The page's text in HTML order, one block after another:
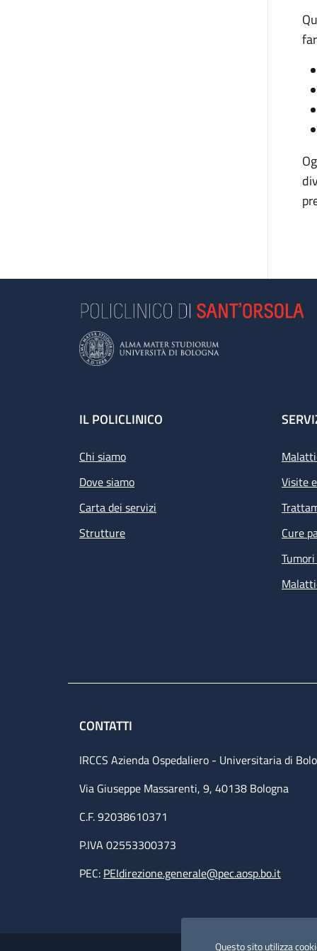
Questo sito utilizza
Footer
IL POLICLINICO
Chi siamo
Dove siamo
Carta dei servizi
Strutture
Visite
Cure
CONTATTI
IRCCS Azienda Ospedaliero - Universitaria di
Via Giuseppe Massarenti, 9, 40138 Bologna
C.F. 92038610371
P.IVA 02553300373
PEC: PEIdirezione.generale@pec.aosp.bo.it